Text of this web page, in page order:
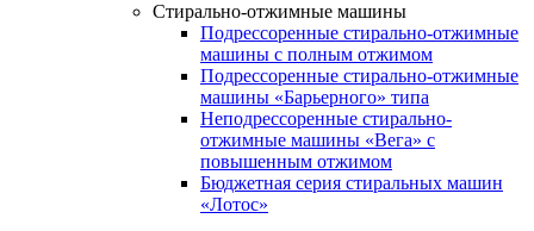
Стирально-отжимные машины
Подрессоренные стирально-отжимные
машины с полным отжимом
Подрессоренные стирально-отжимные
машины «Барьерного» типа
Неподрессоренные стирально-
отжимные машины «Вега» с
повышенным отжимом
Бюджетная серия стиральных машин
«Лотос»